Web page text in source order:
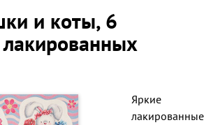
и коты, 6
Яркие
лакированные